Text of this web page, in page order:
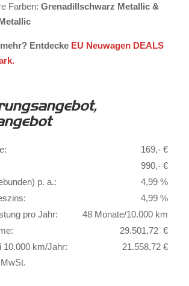
Farben: Grenadillschwarz Metallic &
Entdecke EU Neuwagen DEALS
169,- €
990,- €
p. a.:
4,99 %
4,99 %
pro Jahr:
48 Monate/10.000 km
29.501,72 €
10.000 km/Jahr:
21.558,72 €